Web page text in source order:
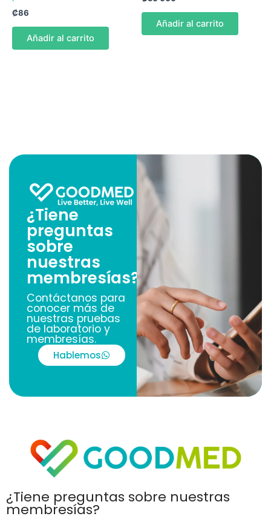
₡86
Añadir al carrito
Añadir al carrito
¿Tiene
preguntas
sobre
nuestras
membresías?
Contáctanos para
conocer más de
nuestras pruebas
de laboratorio y
membresías.
Hablemos
¿Tiene preguntas sobre nuestras
membresías?